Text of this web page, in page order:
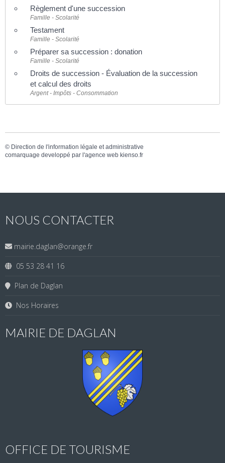
Règlement d'une succession
Famille - Scolarité
Testament
Famille - Scolarité
Préparer sa succession : donation
Famille - Scolarité
Droits de succession - Évaluation de la succession
et calcul des droits
Argent - Impôts - Consommation
© Direction de l'information légale et administrative
comarquage developpé par l'agence web kienso.fr
NOUS CONTACTER
mairie.daglan@orange.fr
05 53 28 41 16
Plan de Daglan
Nos Horaires
MAIRIE DE DAGLAN
OFFICE DE TOURISME